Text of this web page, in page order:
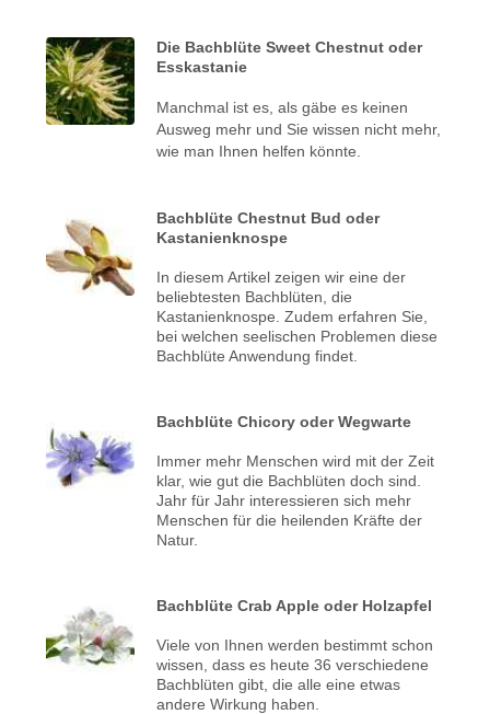
Die Bachblüte Sweet Chestnut oder
Esskastanie
Manchmal ist es, als gäbe es keinen
Ausweg mehr und Sie wissen nicht mehr,
wie man Ihnen helfen könnte.
Bachblüte Chestnut Bud oder
Kastanienknospe
In diesem Artikel zeigen wir eine der
beliebtesten Bachblüten, die
Kastanienknospe. Zudem erfahren Sie,
bei welchen seelischen Problemen diese
Bachblüte Anwendung findet.
Bachblüte Chicory oder Wegwarte
Immer mehr Menschen wird mit der Zeit
klar, wie gut die Bachblüten doch sind.
Jahr für Jahr interessieren sich mehr
Menschen für die heilenden Kräfte der
Natur.
Bachblüte Crab Apple oder Holzapfel
Viele von Ihnen werden bestimmt schon
wissen, dass es heute 36 verschiedene
Bachblüten gibt, die alle eine etwas
andere Wirkung haben.